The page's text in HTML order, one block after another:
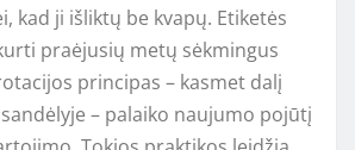
kad ji išliktų be kvapų. Etiketės
praėjusių metų sėkmingus
principas – kasmet dalį
– palaiko naujumo pojūtį